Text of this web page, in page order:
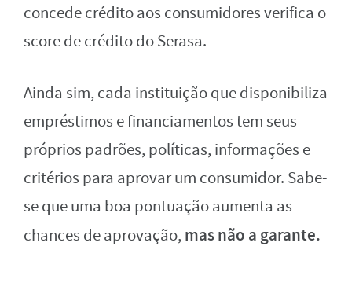
concede crédito aos consumidores verifica o
score de crédito do Serasa.
Ainda sim, cada instituição que disponibiliza
empréstimos e financiamentos tem seus
próprios padrões, políticas, informações e
critérios para aprovar um consumidor. Sabe-
se que uma boa pontuação aumenta as
chances de aprovação, mas não a garante.